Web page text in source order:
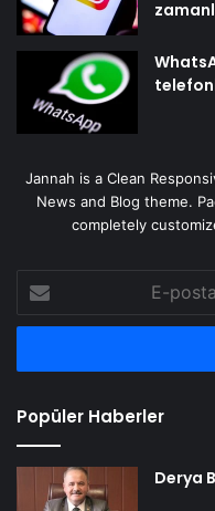
Jannah is a Clean
News and Blog theme.
completely
posta
adresinizi
Popüler Haberler
Derya